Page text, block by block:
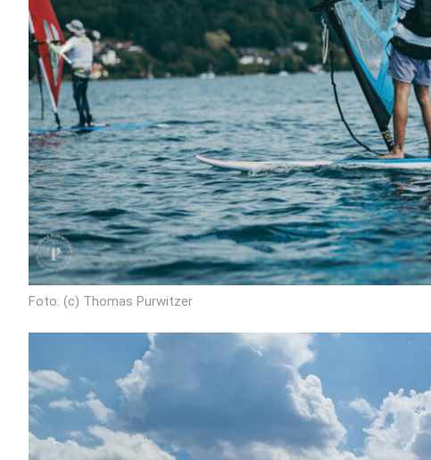
Foto: (c) Thomas Purwitzer